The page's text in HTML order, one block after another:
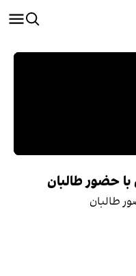
حضور طالبان
طالبان